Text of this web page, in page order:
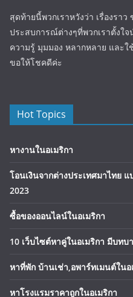
สุดท้ายนี้พวกเราหวังว่า เรื่องรา
ประสบการณ์ต่างๆที่พวกเราตั้งใ
ความรู้ มุมมอง หลากหลาย และ
ขอให้โชคดีค่ะ
Hot Topics
หางานในอเมริกา
โอนเงินจากต่างประเทศมาไทย
2023
ซื้อของออนไลน์ในอเมริกา
10 เว็บไซต์หาคู่ในอเมริกา มีบท
หาที่พัก บ้านเช่า,อพาร์ทเมนต์ในอ
หาโรงแรมราคาถูกในอเมริกา